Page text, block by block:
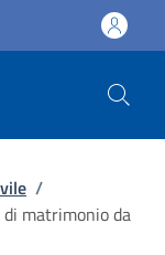
/
matrimonio da